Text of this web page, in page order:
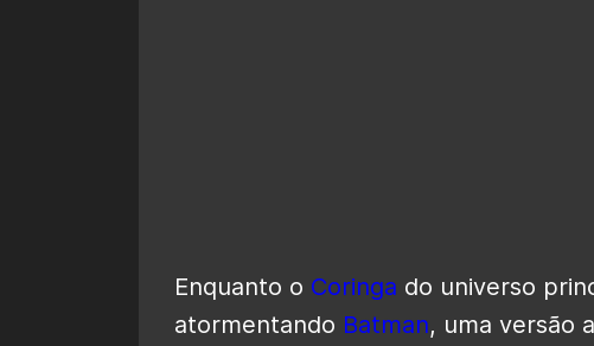
Enquanto o Coringa do universo
atormentando Batman, uma versão